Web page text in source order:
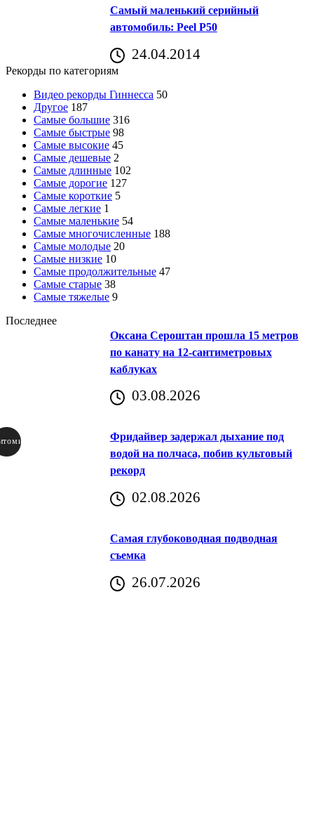
Самый маленький серийный
автомобиль: Peel P50
24.04.2014
Рекорды по категориям
Видео рекорды Гиннесса 50
Другое 187
Самые большие 316
Самые быстрые 98
Самые высокие 45
Самые дешевые 2
Самые длинные 102
Самые дорогие 127
Самые короткие 5
Самые легкие 1
Самые маленькие 54
Самые многочисленные 188
Самые молодые 20
Самые низкие 10
Самые продолжительные 47
Самые старые 38
Самые тяжелые 9
Последнее
Оксана Сероштан прошла 15 метров
по канату на 12-сантиметровых
каблуках
03.08.2026
Фридайвер задержал дыхание под
водой на полчаса, побив культовый
рекорд
02.08.2026
Самая глубоководная подводная
съемка
26.07.2026